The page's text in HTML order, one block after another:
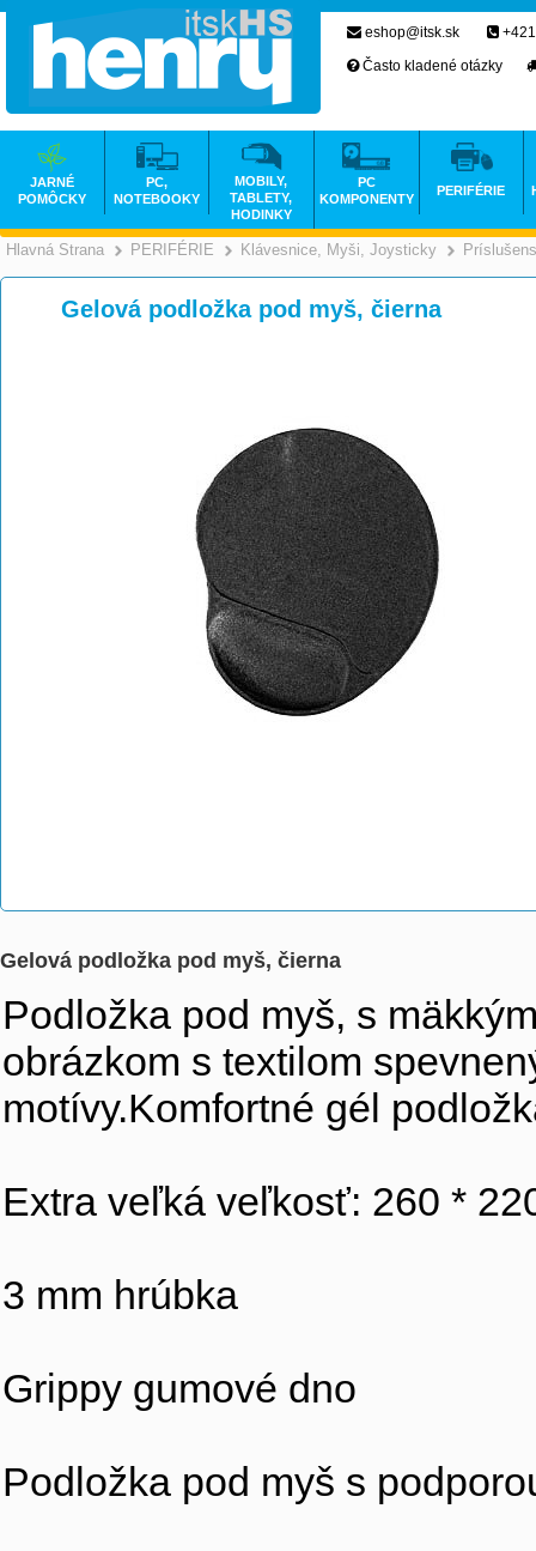
Hlavná Strana >
PERIFÉRIE >
Klávesnice, Myši, Joysticky
Gelová podložka pod myš, čierna
Gelová podložka pod myš, čierna
Podložka pod myš, s
obrázkom s textilom
motívy.Komfortné gél
Extra veľká veľkosť: 260 *
3 mm hrúbka
Grippy gumové dno
Podložka pod myš s
eshop@itsk.sk
Často kladené otázky
JARNÉ
POMÔCKY
PC,
NOTEBOOKY
MOBILY,
TABLETY,
HODINKY
PC
KOMPONENTY
PERIFÉRIE